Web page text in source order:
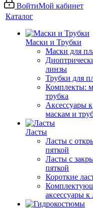
ВойтиМой кабинет
Каталог
Маски и Трубки
Маски для
линзы
Трубки для
Комплекты:
трубка
Аксессуары к
маскам и
Ласты
Ласты с
пяткой
Ласты с
пяткой
Короткие
аксессуары к